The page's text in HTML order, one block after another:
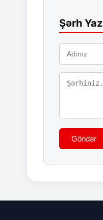
Şərh Yaz
Göndər